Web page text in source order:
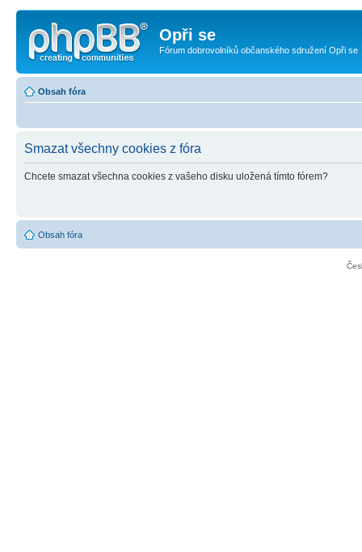
Opři se
Fórum dobrovolníků občanského sdružení Opři se
Obsah fóra
Smazat všechny cookies z fóra
Chcete smazat všechna cookies z vašeho disku uložená tímto fórem?
Obsah fóra